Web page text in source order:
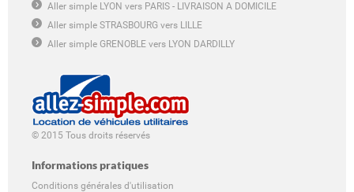
Aller simple LYON vers PARIS - LIVRAISON A DOMICILE
Aller simple STRASBOURG vers LILLE
Aller simple GRENOBLE vers LYON DARDILLY
© 2015 Tous droits réservés
Informations pratiques
Conditions générales d'utilisation